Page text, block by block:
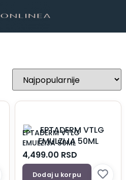
EPTADERM VTLG
EMULZIJA 50ML
4,499.00 RSD
Dodaj u korpu